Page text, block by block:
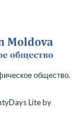
общество.
Liteby